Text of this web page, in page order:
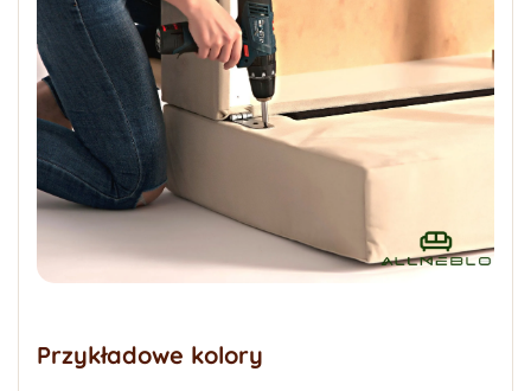
Przykładowe kolory